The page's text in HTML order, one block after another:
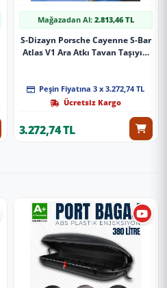
Mağazadan Al: 2.813,46 TL
S-Dizayn Porsche Cayenne S-Bar
Atlas V1 Ara Atkı Tavan Taşıyıcı
Peşin Fiyatına 3 x 3.272,74 TL
Ücretsiz Kargo
3.272,74 TL